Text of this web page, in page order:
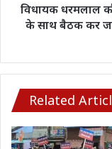
जल
का
स्थाई
समाधान
खोजने
विधायक धरमलाल
के साथ बैठक कर
Related